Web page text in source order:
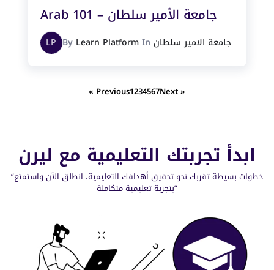
Arab 101 – جامعة الأمير سلطان
LP By Learn Platform In جامعة الامير سلطان
« Previous1234567Next »
ابدأ تجربتك التعليمية مع ليرن
“خطوات بسيطة تقربك نحو تحقيق أهدافك التعليمية، انطلق الآن واستمتع
بتجربة تعليمية متكاملة”